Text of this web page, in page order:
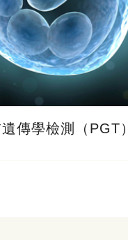
傳學檢測（PGT）